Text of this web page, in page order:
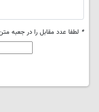
* لطفا عدد مقابل را در جعبه